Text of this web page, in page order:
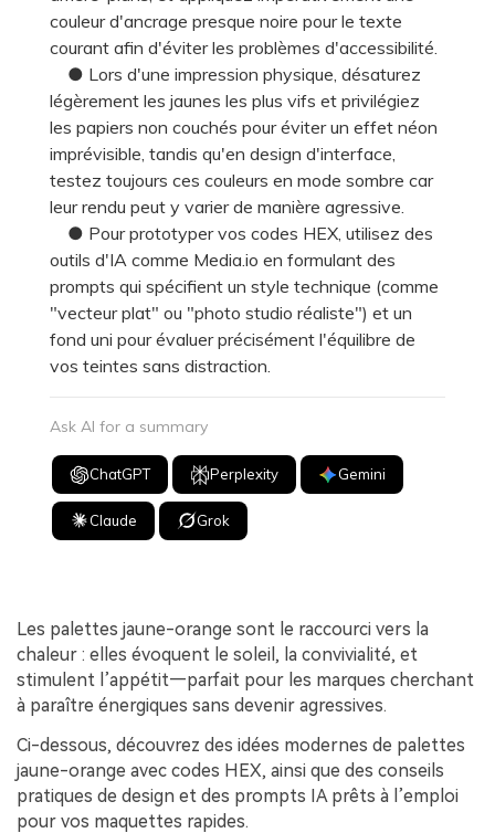
couleur d'ancrage presque noire pour le texte
courant afin d'éviter les problèmes d'accessibilité.
● Lors d'une impression physique, désaturez
légèrement les jaunes les plus vifs et privilégiez
les papiers non couchés pour éviter un effet néon
imprévisible, tandis qu'en design d'interface,
testez toujours ces couleurs en mode sombre car
leur rendu peut y varier de manière agressive.
● Pour prototyper vos codes HEX, utilisez des
outils d'IA comme Media.io en formulant des
prompts qui spécifient un style technique (comme
"vecteur plat" ou "photo studio réaliste") et un
fond uni pour évaluer précisément l'équilibre de
vos teintes sans distraction.
Ask AI for a summary
ChatGPT Perplexity Gemini
Claude Grok
Les palettes jaune-orange sont le raccourci vers la
chaleur : elles évoquent le soleil, la convivialité, et
stimulent l’appétit—parfait pour les marques cherchant
à paraître énergiques sans devenir agressives.
Ci-dessous, découvrez des idées modernes de palettes
jaune-orange avec codes HEX, ainsi que des conseils
pratiques de design et des prompts IA prêts à l’emploi
pour vos maquettes rapides.